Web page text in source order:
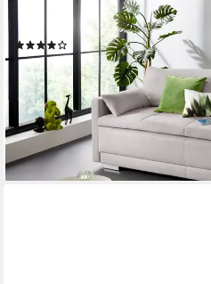
Schlafsofa Berlin, B: 218 cm,
Bettkasten & 2 Zierkissen,
(298)
ab 849,99 € UVP1.599,00 €
-47%
lieferbar in 2 Wochen